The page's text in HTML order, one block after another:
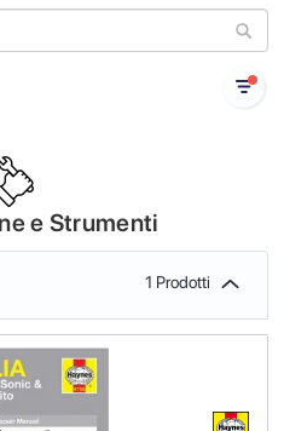
e Strumenti
1 Prodotti